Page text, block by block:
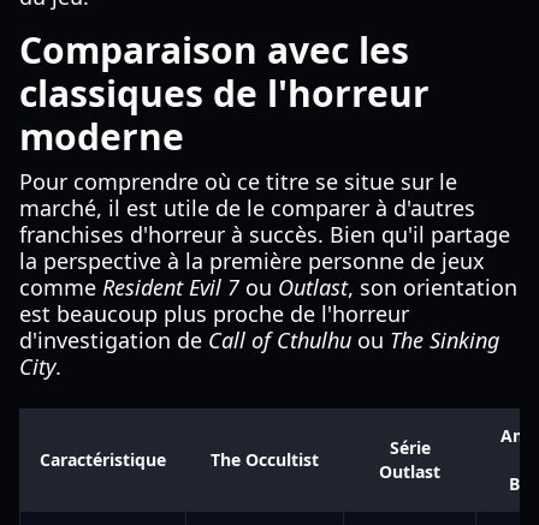
Comparaison avec les
classiques de l'horreur
moderne
Pour comprendre où ce titre se situe sur le
marché, il est utile de le comparer à d'autres
franchises d'horreur à succès. Bien qu'il partage
la perspective à la première personne de jeux
comme Resident Evil 7 ou Outlast, son orientation
est beaucoup plus proche de l'horreur
d'investigation de Call of Cthulhu ou The Sinking
City.
Caractéristique The Occultist
Série
Outlast